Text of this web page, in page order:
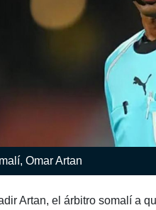
Omar Artan
Artan, el árbitro somalí a